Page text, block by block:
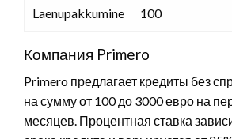
Laenupakkumine 100
Компания Primero
Primero предлагает кредиты без
на сумму от 100 до 3000 евро на
месяцев. Процентная ставка